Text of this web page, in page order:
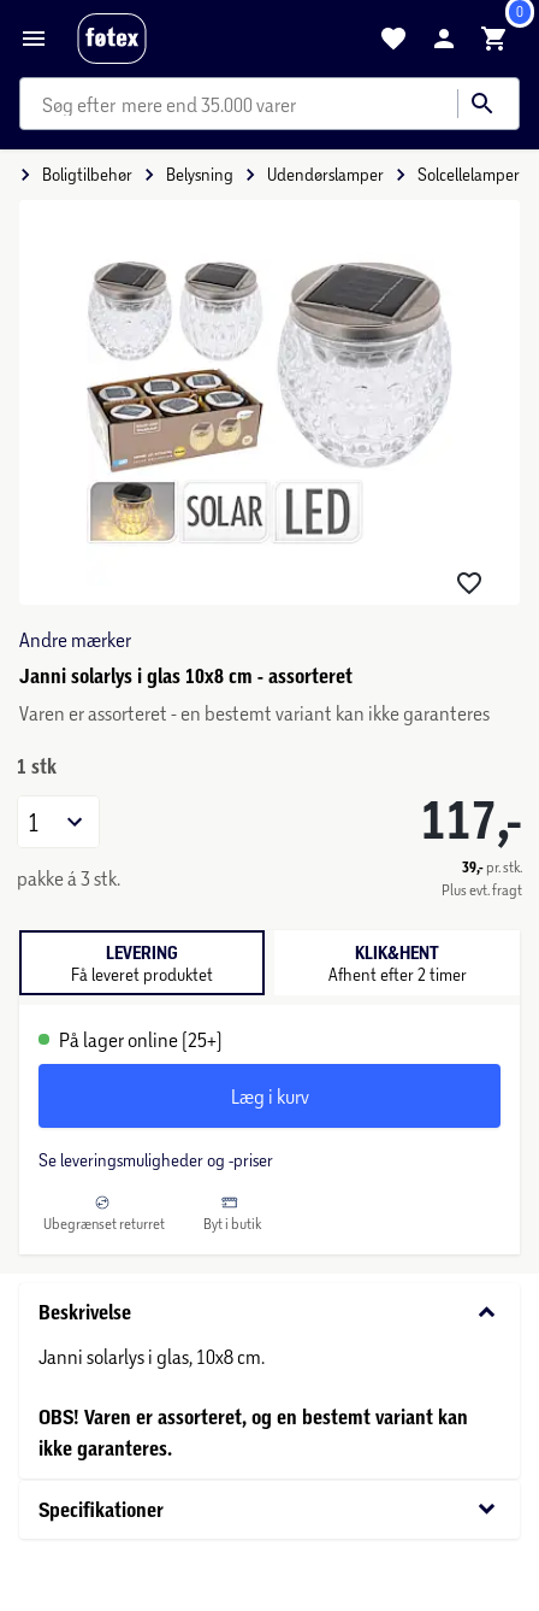
0
mere end 35.000 varer
Boligtilbehør Belysning Udendørslamper Solcellelamper
Andre mærker
Janni solarlys i glas 10x8 cm - assorteret
Varen er assorteret - en bestemt variant kan ikke garanteres
1 stk
117,-
39,- pr. stk.
Plus evt. fragt
1
pakke á 3 stk.
LEVERING
Få leveret produktet
KLIK&HENT
Afhent efter 2 timer
På lager online (25+)
Læg i kurv
Se leveringsmuligheder og -priser
Ubegrænset returret Byt i butik
Beskrivelse keyboard_arrow_down
Janni solarlys i glas, 10x8 cm.
OBS! Varen er assorteret, og en bestemt variant kan
ikke garanteres.
Specifikationer keyboard_arrow_down